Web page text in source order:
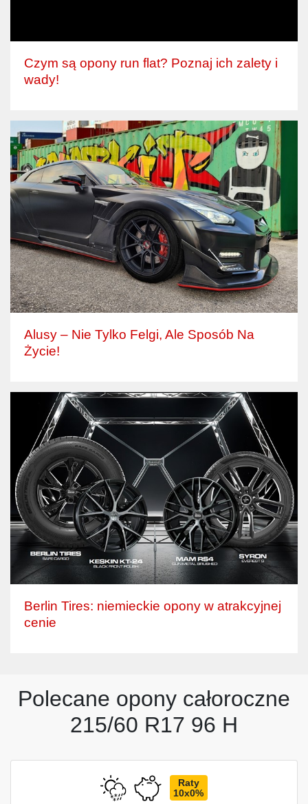
Czym są opony run flat? Poznaj ich zalety i
wady!
Alusy – Nie Tylko Felgi, Ale Sposób Na
Życie!
Berlin Tires: niemieckie opony w atrakcyjnej
cenie
Polecane opony całoroczne
215/60 R17 96 H
Raty
10x0%